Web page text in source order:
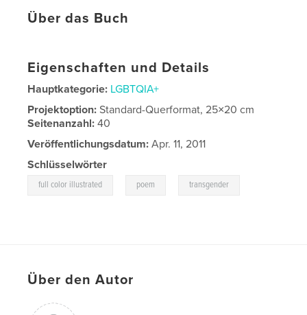
Über das Buch
Eigenschaften und Details
Hauptkategorie: LGBTQIA+
Projektoption:Standard-Querformat, 25×20 cm
Seitenanzahl:40
Veröffentlichungsdatum: Apr. 11, 2011
Schlüsselwörter
full color illustrated poem transgender
Über den Autor